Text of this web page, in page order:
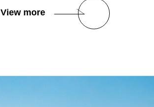
View more